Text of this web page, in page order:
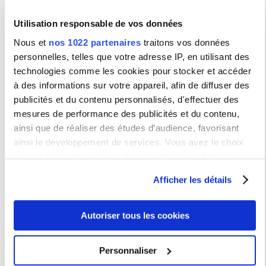
Utilisation responsable de vos données
Nous et nos 1022 partenaires traitons vos données
personnelles, telles que votre adresse IP, en utilisant des
technologies comme les cookies pour stocker et accéder
à des informations sur votre appareil, afin de diffuser des
publicités et du contenu personnalisés, d'effectuer des
mesures de performance des publicités et du contenu,
ainsi que de réaliser des études d’audience, favorisant
ainsi le développement de services. Vous avez le choix
quant à l'utilisation de vos données et à leurs finalités.
moment en consultant la Déclaration relative aux cookies
ou en cliquant sur l'icône de confidentialité.
Si vous le permettez, nous aimerions également :
géographique qui peuvent être précises à plusieurs
Afficher les détails
Autoriser tous les cookies
Personnaliser
ou
contemporanea – Modulo
A
Letteratura italiana
contemporanea –
B
ou
A e B
Storia della lingua italiana
ou
: Storia economica e
sociale del medioevo ou
Storia moderna ou Storia
della contemporaneità
ou
un cours du département
Tirocinio/Stage